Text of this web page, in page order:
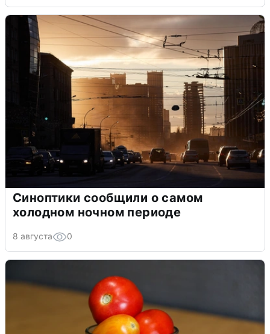
Синоптики сообщили о самом
холодном ночном периоде
8 августа 0